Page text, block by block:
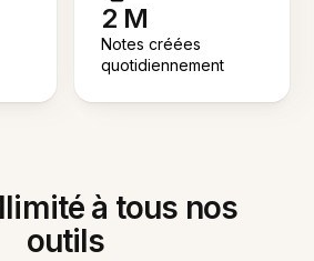
2 M
Notes créées
quotidiennement
à tous nos
outils